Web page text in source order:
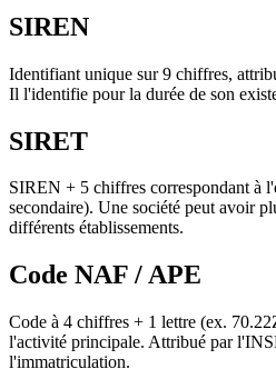
SIREN
Identifiant unique sur 9 chiffres,
Il l'identifie pour la durée de son
SIRET
SIREN + 5 chiffres correspondant à
secondaire). Une société peut avoir
différents établissements.
Code NAF / APE
Code à 4 chiffres + 1 lettre (ex.
l'activité principale. Attribué par
l'immatriculation.